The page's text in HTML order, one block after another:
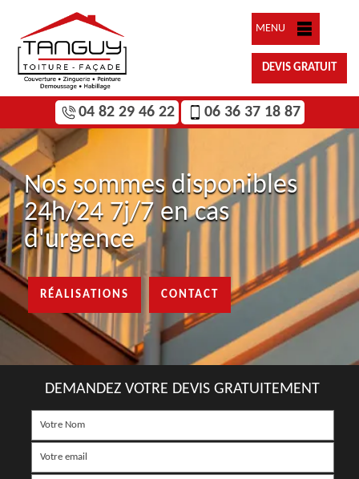
MENU
DEVIS GRATUIT
04 82 29 46 22 06 36 37 18 87
Nos sommes disponibles
24h/24 7j/7 en cas
d'urgence
RÉALISATIONS CONTACT
DEMANDEZ VOTRE DEVIS GRATUITEMENT